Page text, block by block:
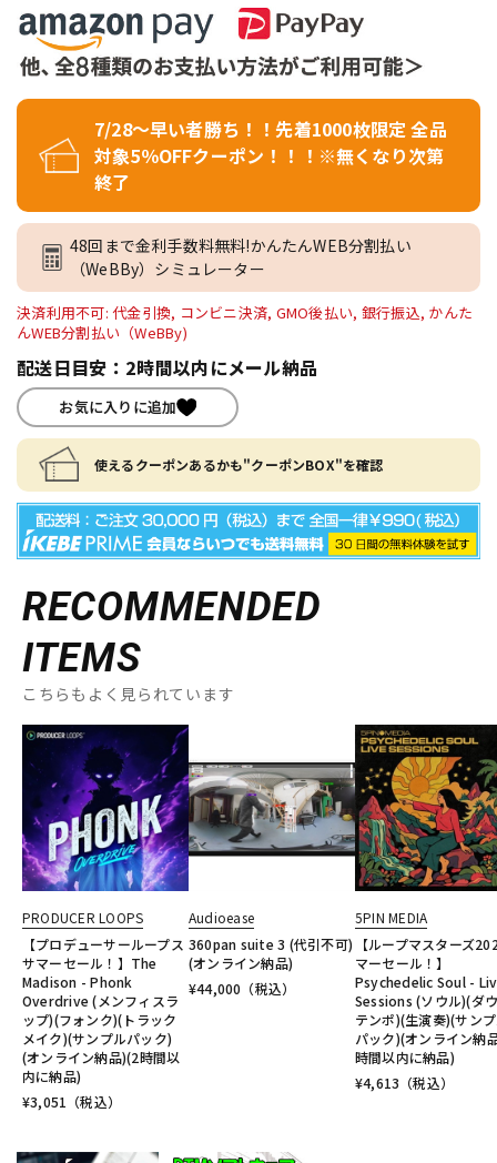
7/28～早い者勝ち！！先着1000枚限定 全品
対象5％OFFクーポン！！！※無くなり次第
終了
48回まで金利手数料無料!かんたんWEB分割払い
（WeBBy）シミュレーター
決済利用不可: 代金引換, コンビニ決済, GMO後払い, 銀行振込, かんた
んWEB分割払い（WeBBy)
配送日目安：2時間以内にメール納品
お気に入りに追加
使えるクーポンあるかも"クーポンBOX"を確認
RECOMMENDED
ITEMS
こちらもよく見られています
PRODUCER LOOPS
【プロデューサーループス
サマーセール！】The
Madison - Phonk
Overdrive (メンフィスラ
ップ)(フォンク)(トラック
メイク)(サンプルパック)
(オンライン納品)(2時間以
内に納品)
¥3,051 （税込）
Audioease
360pan suite 3 (代引不可)
(オンライン納品)
¥44,000 （税込）
5PIN MEDIA
【ループマスターズ
マーセール！】
Psychedelic Soul -
Sessions (ソウル)(ダ
テンポ)(生演奏)(サン
パック)(オンライン納
時間以内に納品)
¥4,613 （税込）